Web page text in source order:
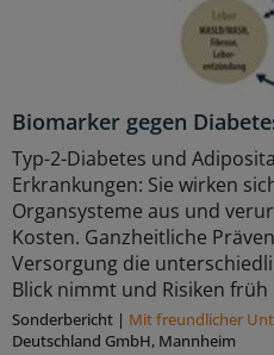
Biomarker gegen
Typ-2-Diabetes und
Erkrankungen: Sie wirken
Organsysteme aus und
Kosten. Ganzheitliche
Versorgung die
Blick nimmt und Risiken
Sonderbericht | Mit freundlicher
Deutschland GmbH, Mannheim